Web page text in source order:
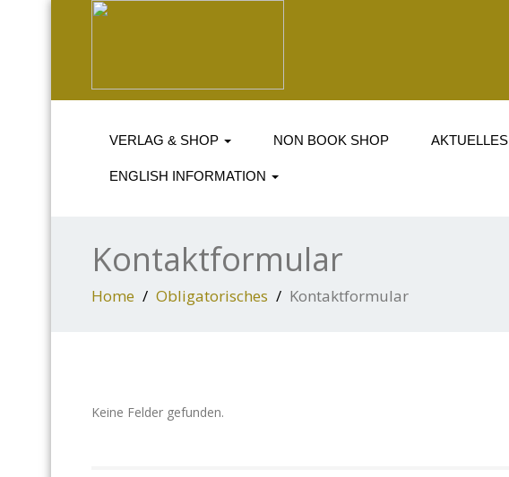
VERLAG & SHOP NON BOOK SHOP AKTUELLES
ENGLISH INFORMATION
Kontaktformular
Home Obligatorisches Kontaktformular
Keine Felder gefunden.